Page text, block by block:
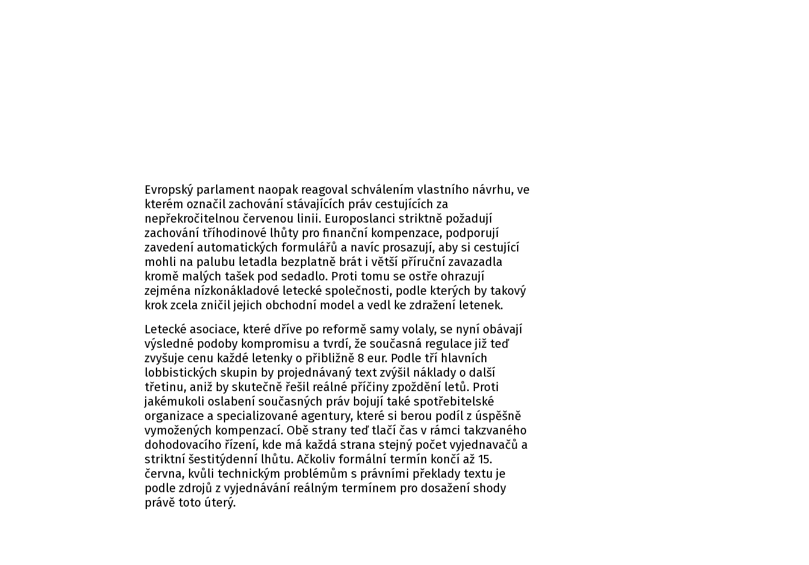
Evropský parlament naopak reagoval schválením vlastního návrhu, ve
kterém označil zachování stávajících práv cestujících za
nepřekročitelnou červenou linii. Europoslanci striktně požadují
zachování tříhodinové lhůty pro finanční kompenzace, podporují
zavedení automatických formulářů a navíc prosazují, aby si cestující
mohli na palubu letadla bezplatně brát i větší příruční zavazadla
kromě malých tašek pod sedadlo. Proti tomu se ostře ohrazují
zejména nízkonákladové letecké společnosti, podle kterých by takový
krok zcela zničil jejich obchodní model a vedl ke zdražení letenek.
Letecké asociace, které dříve po reformě samy volaly, se nyní obávají
výsledné podoby kompromisu a tvrdí, že současná regulace již teď
zvyšuje cenu každé letenky o přibližně 8 eur. Podle tří hlavních
lobbistických skupin by projednávaný text zvýšil náklady o další
třetinu, aniž by skutečně řešil reálné příčiny zpoždění letů. Proti
jakémukoli oslabení současných práv bojují také spotřebitelské
organizace a specializované agentury, které si berou podíl z úspěšně
vymožených kompenzací. Obě strany teď tlačí čas v rámci takzvaného
dohodovacího řízení, kde má každá strana stejný počet vyjednavačů a
striktní šestitýdenní lhůtu. Ačkoliv formální termín končí až 15.
června, kvůli technickým problémům s právními překlady textu je
podle zdrojů z vyjednávání reálným termínem pro dosažení shody
právě toto úterý.